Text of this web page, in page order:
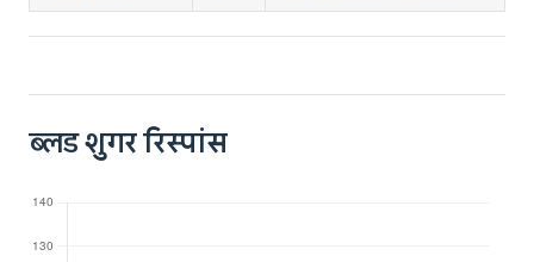
ब्लड शुगर रिस्पांस